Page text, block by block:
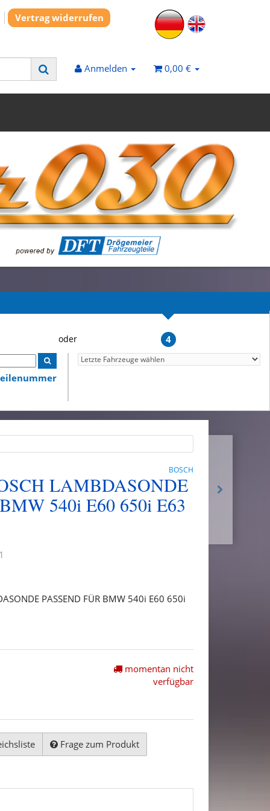
Vertrag widerrufen
Anmelden 0,00 €
4
BOSCH
LAMBDASONDE
540i E60 650i E63
PASSEND FÜR BMW 540i E60 650i
momentan nicht
verfügbar
Frage zum Produkt